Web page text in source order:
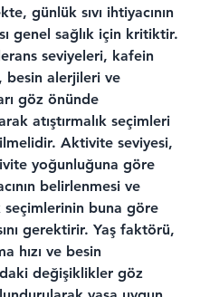
günlük sıvı ihtiyacının
genel sağlık için kritiktir.
seviyeleri, kafein
besin alerjileri ve
göz önünde
atıştırmalık seçimleri
Aktivite seviyesi,
yoğunluğuna göre
belirlenmesi ve
seçimlerinin buna göre
gerektirir. Yaş faktörü,
hızı ve besin
değişiklikler göz